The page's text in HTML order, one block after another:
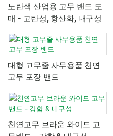
노란색 산업용 고무 밴드 도
매 - 고탄성, 항산화, 내구성
대형 고무줄 사무용품 천연
고무 포장 밴드
천연고무 브라운 와이드 고